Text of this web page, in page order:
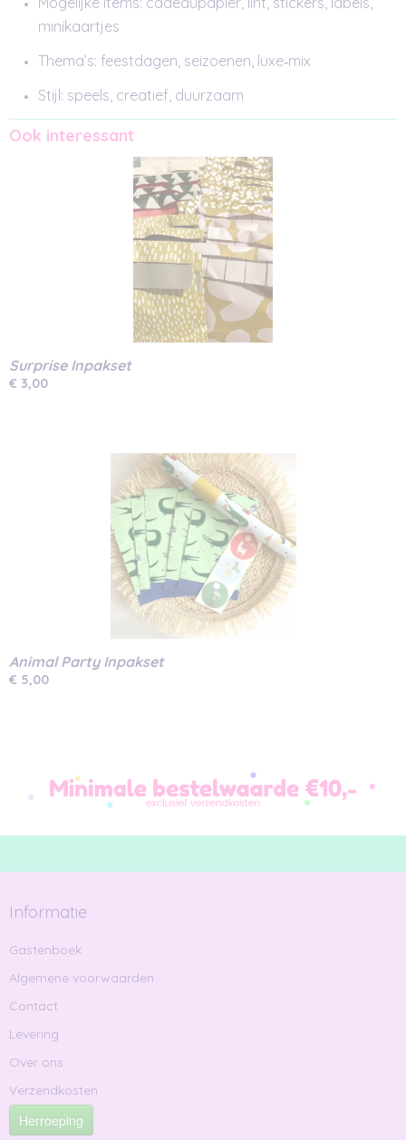
minikaartjes
Thema’s: feestdagen, seizoenen, luxe‑mix
Stijl: speels, creatief, duurzaam
Ook interessant
Surprise Inpakset
€ 3,00
Animal Party Inpakset
€ 5,00
Informatie
Gastenboek
Algemene voorwaarden
Contact
Levering
Over ons
Verzendkosten
Herroeping